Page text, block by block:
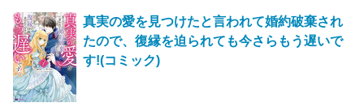
真実の愛を見つけたと言われて婚約破棄され
たので、復縁を迫られても今さらもう遅いで
す!(コミック)